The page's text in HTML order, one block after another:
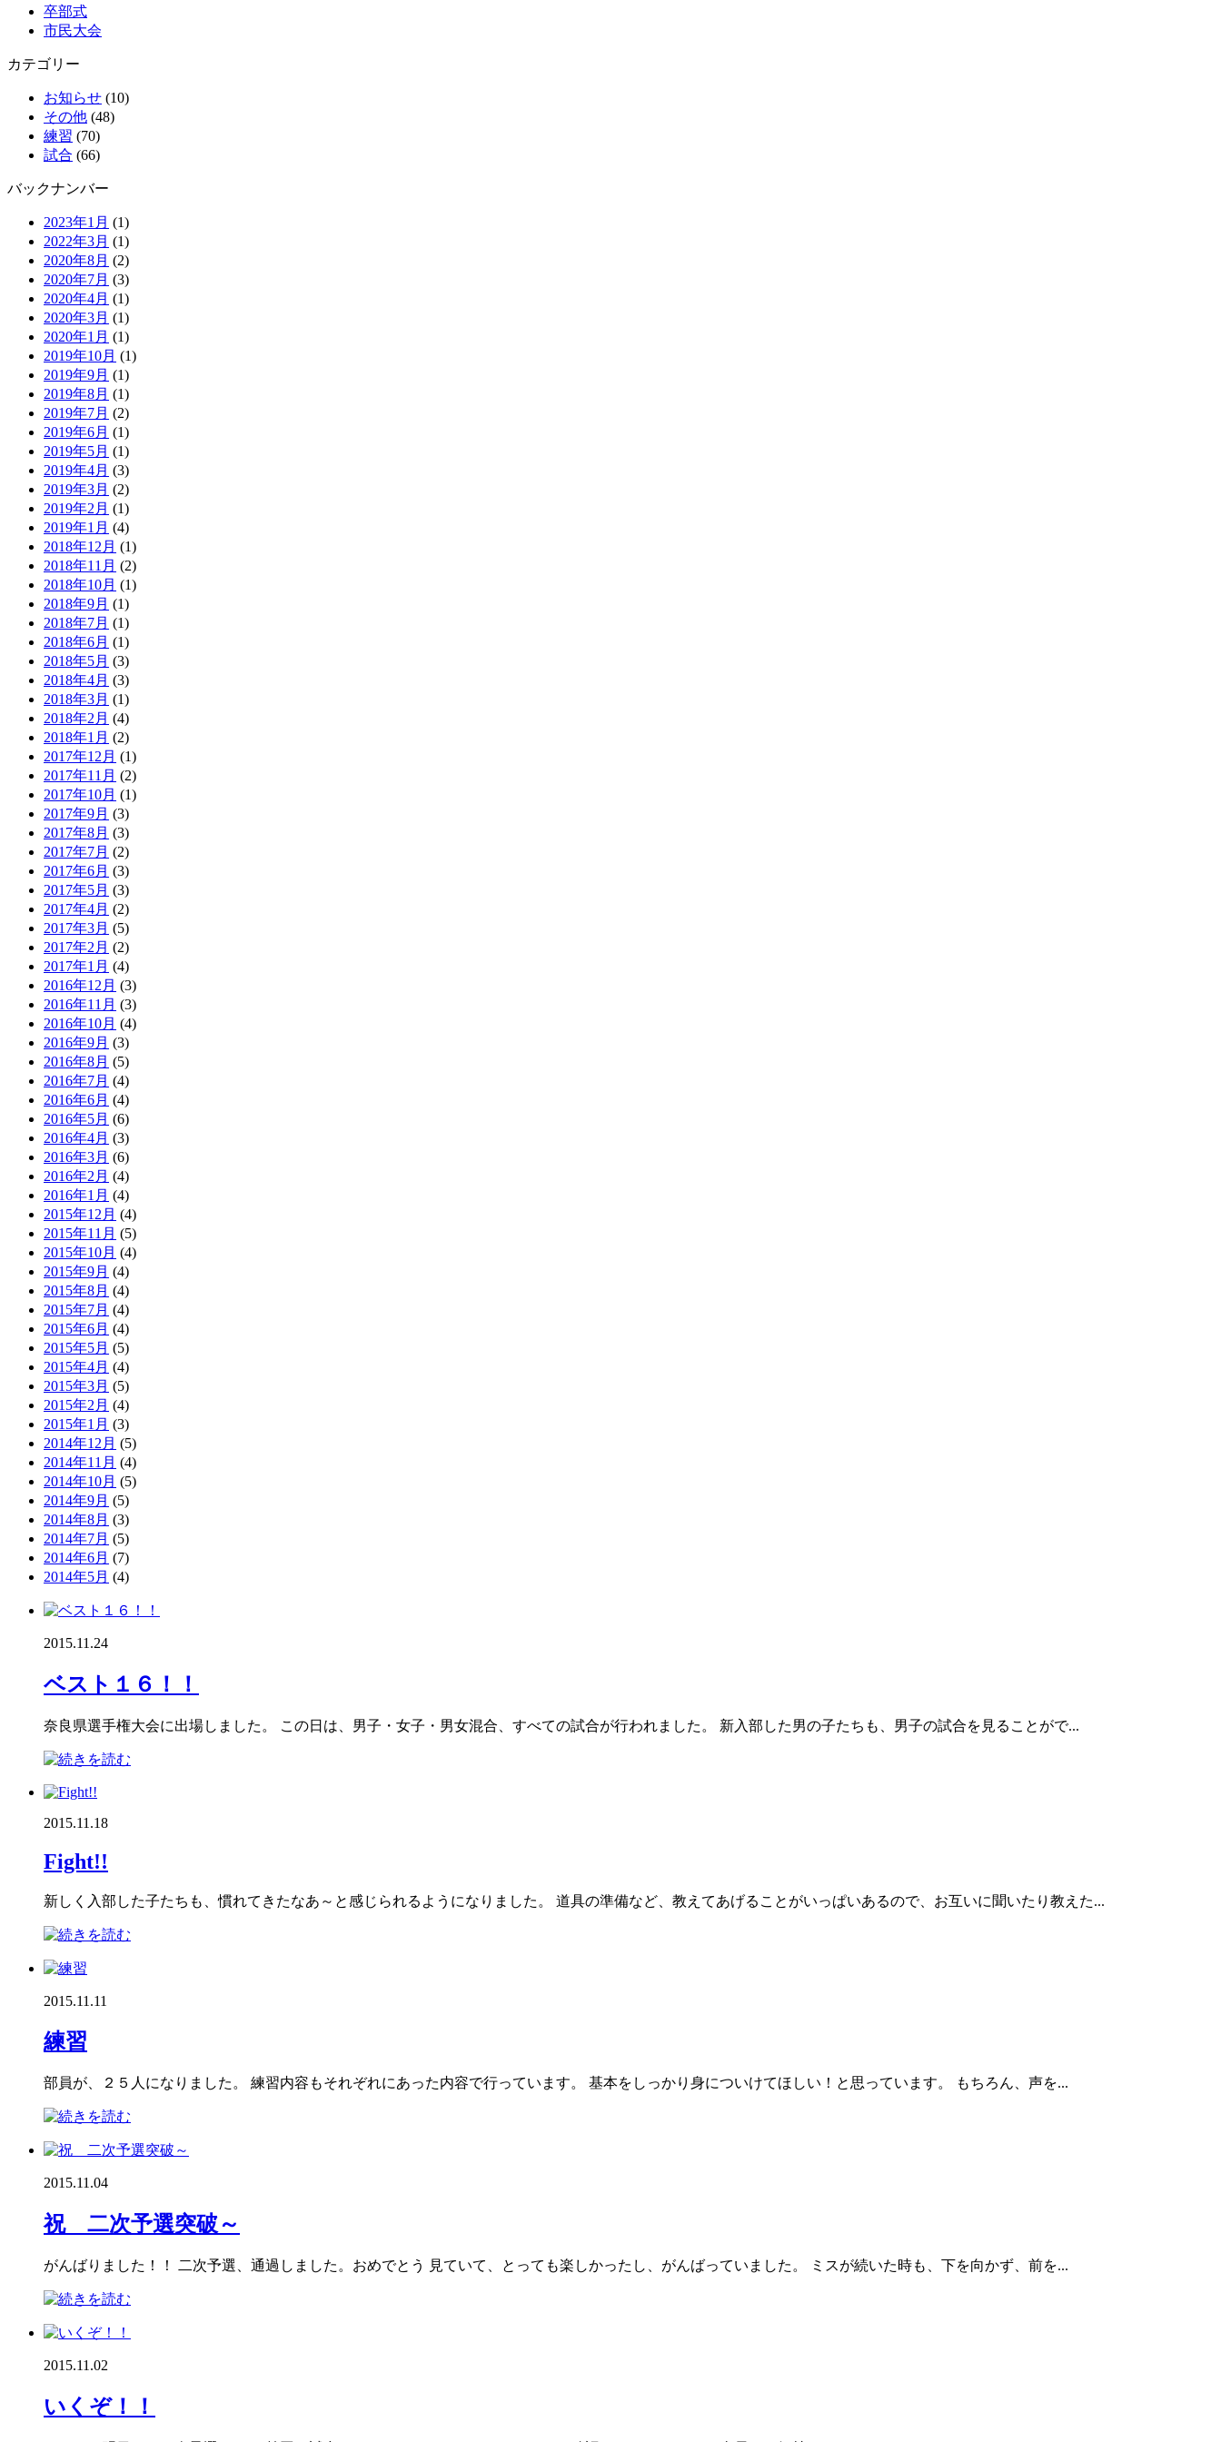
卒部式
市民大会
カテゴリー
お知らせ (10)
その他 (48)
練習 (70)
試合 (66)
バックナンバー
2023年1月 (1)
2022年3月 (1)
2020年8月 (2)
2020年7月 (3)
2020年4月 (1)
2020年3月 (1)
2020年1月 (1)
2019年10月 (1)
2019年9月 (1)
2019年8月 (1)
2019年7月 (2)
2019年6月 (1)
2019年5月 (1)
2019年4月 (3)
2019年3月 (2)
2019年2月 (1)
2019年1月 (4)
2018年12月 (1)
2018年11月 (2)
2018年10月 (1)
2018年9月 (1)
2018年7月 (1)
2018年6月 (1)
2018年5月 (3)
2018年4月 (3)
2018年3月 (1)
2018年2月 (4)
2018年1月 (2)
2017年12月 (1)
2017年11月 (2)
2017年10月 (1)
2017年9月 (3)
2017年8月 (3)
2017年7月 (2)
2017年6月 (3)
2017年5月 (3)
2017年4月 (2)
2017年3月 (5)
2017年2月 (2)
2017年1月 (4)
2016年12月 (3)
2016年11月 (3)
2016年10月 (4)
2016年9月 (3)
2016年8月 (5)
2016年7月 (4)
2016年6月 (4)
2016年5月 (6)
2016年4月 (3)
2016年3月 (6)
2016年2月 (4)
2016年1月 (4)
2015年12月 (4)
2015年11月 (5)
2015年10月 (4)
2015年9月 (4)
2015年8月 (4)
2015年7月 (4)
2015年6月 (4)
2015年5月 (5)
2015年4月 (4)
2015年3月 (5)
2015年2月 (4)
2015年1月 (3)
2014年12月 (5)
2014年11月 (4)
2014年10月 (5)
2014年9月 (5)
2014年8月 (3)
2014年7月 (5)
2014年6月 (7)
2014年5月 (4)
2015.11.24
ベスト１６！！
奈良県選手権大会に出場しました。 この日は、男子・女子・男女混合、すべての試合が行われました。 新入部した男の子たちも、男子の試合を見ることがで...
2015.11.18
Fight!!
新しく入部した子たちも、慣れてきたなあ～と感じられるようになりました。 道具の準備など、教えてあげることがいっぱいあるので、お互いに聞いたり教えた...
2015.11.11
練習
部員が、２５人になりました。 練習内容もそれぞれにあった内容で行っています。 基本をしっかり身についけてほしい！と思っています。 もちろん、声を...
2015.11.04
祝 二次予選突破～
がんばりました！！ 二次予選、通過しました。おめでとう 見ていて、とっても楽しかったし、がんばっていました。 ミスが続いた時も、下を向かず、前を...
2015.11.02
いくぞ！！